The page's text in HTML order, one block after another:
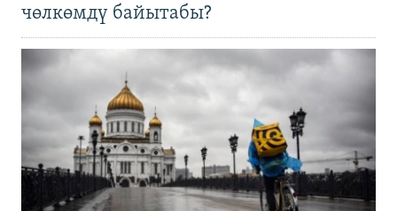
чөлкөмдү байытабы?